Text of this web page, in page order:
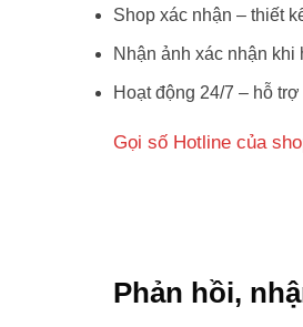
Shop xác nhận – thiết
Nhận ảnh xác nhận
Hoạt động 24/7 – hỗ
Gọi số Hotline của
Phản hồi,